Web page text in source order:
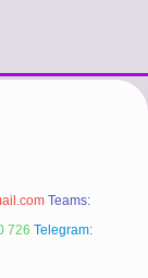
giriş
Teams:
726 Telegram: